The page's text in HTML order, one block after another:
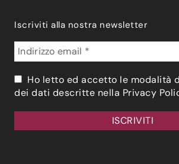
Iscriviti alla nostra newsletter
Ho letto ed accetto le modalità
dei dati descritte nella Privacy